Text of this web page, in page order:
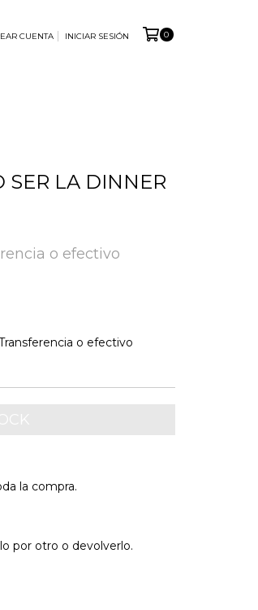
CUENTA INICIAR SESIÓN 0
SER LA DINNER
o efectivo
o efectivo
la compra.
por otro o devolverlo.